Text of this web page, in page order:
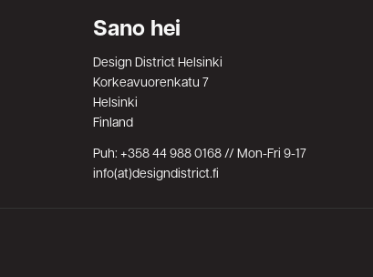
Sano hei
Design District Helsinki
Korkeavuorenkatu 7
Helsinki
Finland
Puh: +358 44 988 0168 // Mon-Fri 9-17
info(at)designdistrict.fi